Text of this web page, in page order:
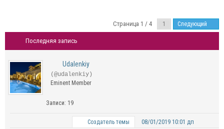
Страница 1 / 4 Следующий
Последняя запись
Udalenkiy
(@udalenkiy)
Eminent Member
Записи: 19
Создатель темы 08/01/2019 10:01 дп